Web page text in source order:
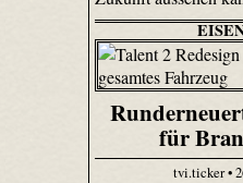
für
tvi.ticker •